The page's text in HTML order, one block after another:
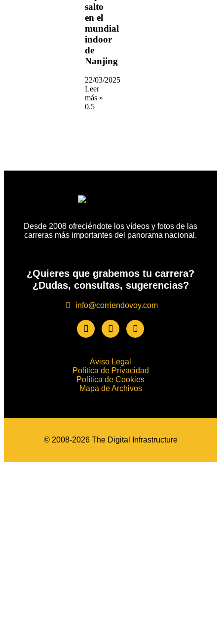
salto
en el
mundial
indoor
de
Nanjing
22/03/2025
Leer
más »
Desde 2008 ofreciéndote los vídeos y fotos de las
carreras más importantes del panorama nacional.
¿Quieres que grabemos tu carrera?
¿Dudas, consultas, sugerencias?
info@corriendovoy.com
Aviso Legal
Política de Privacidad
Política de Cookies
Mapa de Archivos
© 2008-2026 The Digital Infrastructure